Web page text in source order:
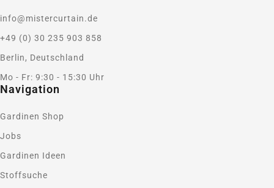
info@mistercurtain.de
+49 (0) 30 235 903 858
Berlin, Deutschland
Mo - Fr: 9:30 - 15:30 Uhr
Navigation
Gardinen Shop
Jobs
Gardinen Ideen
Stoffsuche